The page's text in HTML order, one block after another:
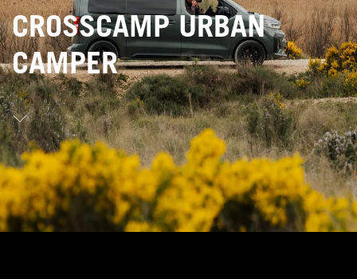
CROSSCAMP URBAN
CAMPER